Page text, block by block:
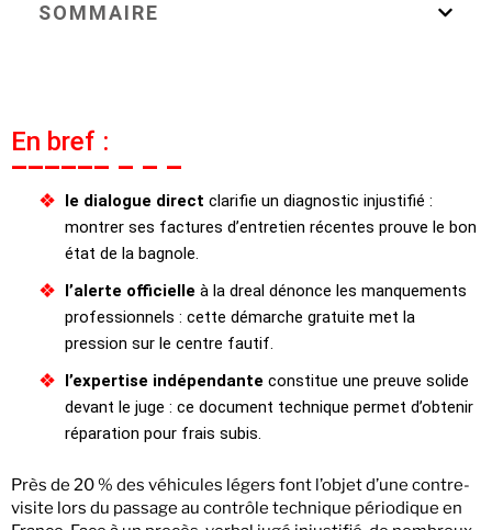
SOMMAIRE
En bref :
le dialogue direct clarifie un diagnostic injustifié :
montrer ses factures d’entretien récentes prouve le bon
état de la bagnole.
l’alerte officielle à la dreal dénonce les manquements
professionnels : cette démarche gratuite met la
pression sur le centre fautif.
l’expertise indépendante constitue une preuve solide
devant le juge : ce document technique permet d’obtenir
réparation pour frais subis.
Près de 20 % des véhicules légers font l’objet d’une contre-
visite lors du passage au contrôle technique périodique en